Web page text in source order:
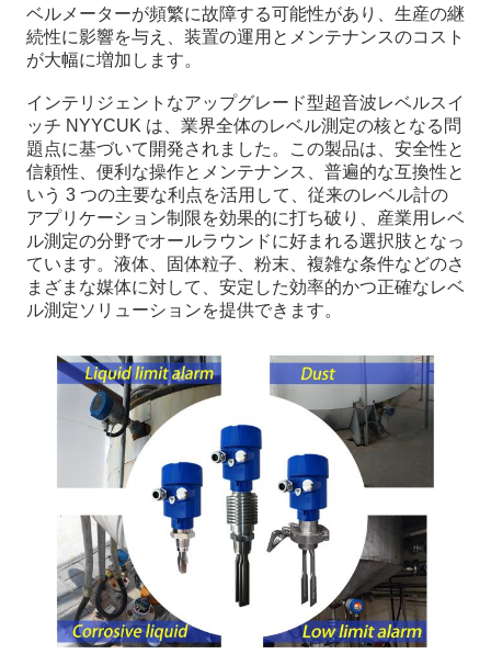
ベルメーターが頻繁に故障する可能性があり、生産の継
続性に影響を与え、装置の運用とメンテナンスのコスト
が大幅に増加します。
インテリジェントなアップグレード型超音波レベルスイ
ッチ NYYCUK は、業界全体のレベル測定の核となる問
題点に基づいて開発されました。この製品は、安全性と
信頼性、便利な操作とメンテナンス、普遍的な互換性と
いう 3 つの主要な利点を活用して、従来のレベル計の
アプリケーション制限を効果的に打ち破り、産業用レベ
ル測定の分野でオールラウンドに好まれる選択肢となっ
ています。液体、固体粒子、粉末、複雑な条件などのさ
まざまな媒体に対して、安定した効率的かつ正確なレベ
ル測定ソリューションを提供できます。